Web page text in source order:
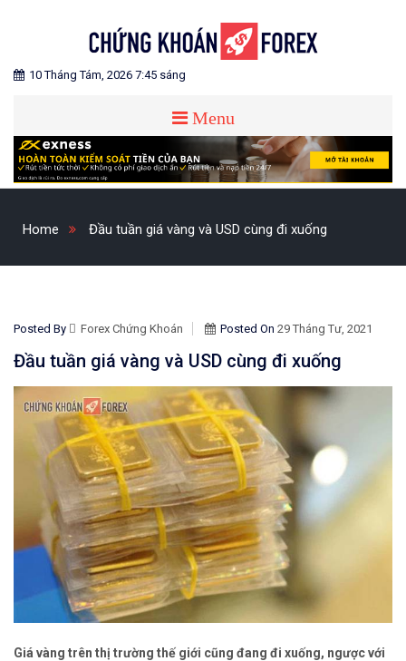
CHỨNG KHOÁN FOREX
Blog chia sẻ về Chứng Khoán và Forex
10 Tháng Tám, 2026 7:45 sáng
Menu
Home Đầu tuần giá vàng và USD cùng đi xuống
Posted By Forex Chứng Khoán Posted On 29 Tháng Tư, 2021
Đầu tuần giá vàng và USD cùng đi xuống
Giá vàng trên thị trường thế giới cũng đang đi xuống, ngược với